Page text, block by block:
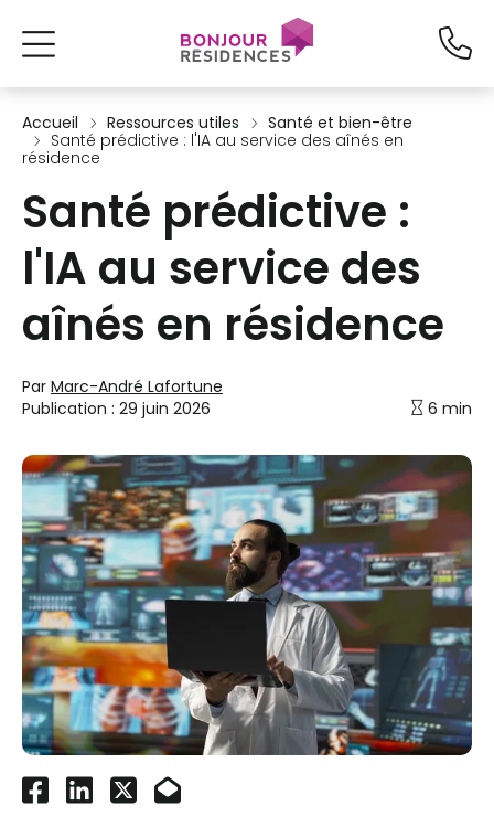
Accueil Ressources utiles
Santé et bien-être
Santé prédictive : l'IA au service des aînés en
résidence
Santé prédictive :
l'IA au service des
aînés en résidence
Par Marc-André Lafortune
Publication : 29 juin 2026 6 min